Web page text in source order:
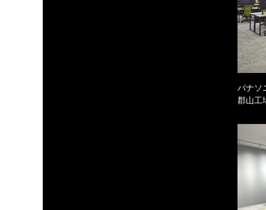
パナソ
郡山工